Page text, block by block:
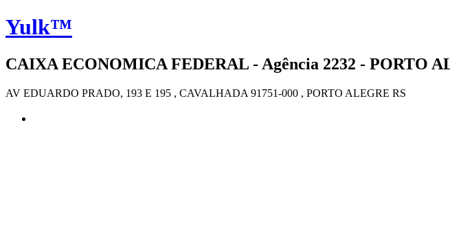
Yulk™
CAIXA ECONOMICA FEDERAL - Agência 2232 - PORTO
AV EDUARDO PRADO, 193 E 195 , CAVALHADA 91751-000 , PORTO ALEGRE RS